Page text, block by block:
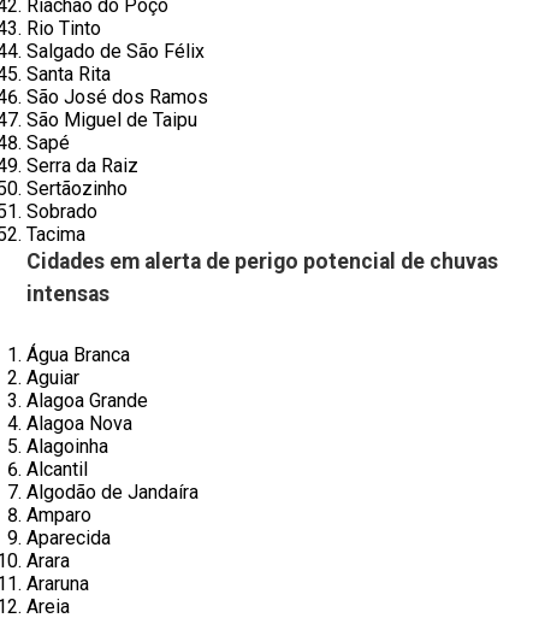
Riachão do Poço
Rio Tinto
Salgado de São Félix
Santa Rita
São José dos Ramos
São Miguel de Taipu
Sapé
Serra da Raiz
Sertãozinho
Sobrado
Tacima
Cidades em alerta de perigo potencial de chuvas
intensas
Água Branca
Aguiar
Alagoa Grande
Alagoa Nova
Alagoinha
Alcantil
Algodão de Jandaíra
Amparo
Aparecida
Arara
Araruna
Areia